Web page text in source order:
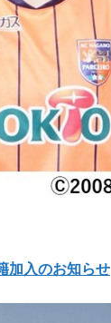
加入のお知らせ